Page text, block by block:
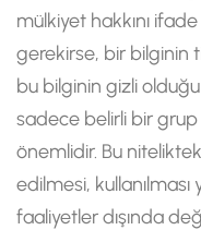
mülkiyet hakkını
gerekirse, bir bilginin
bu bilginin gizli
sadece belirli bir
önemlidir. Bu
edilmesi,
faaliyetler dışında